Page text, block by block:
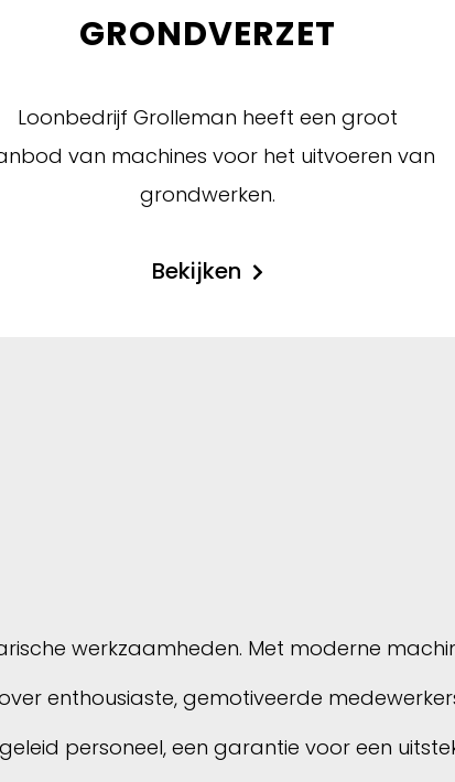
GRONDVERZET
Loonbedrijf Grolleman heeft een groot
van machines voor het uitvoeren van
grondwerken.
Bekijken
werkzaamheden. Met moderne
enthousiaste, gemotiveerde
personeel, een garantie voor een